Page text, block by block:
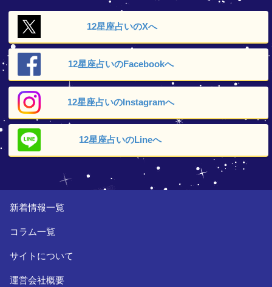
12星座占いのXへ
12星座占いのFacebookへ
12星座占いのInstagramへ
12星座占いのLineへ
新着情報一覧
コラム一覧
サイトについて
運営会社概要